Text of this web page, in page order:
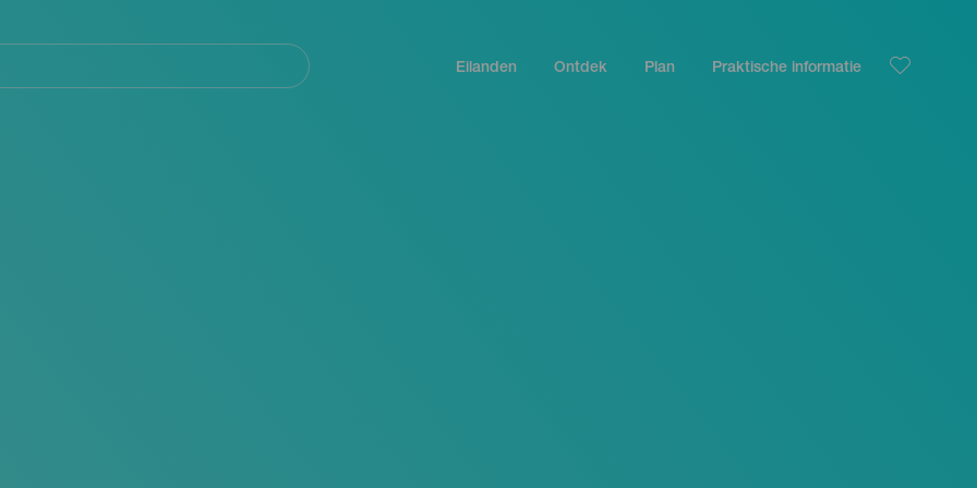
Eilanden Ontdek Plan Praktische informatie